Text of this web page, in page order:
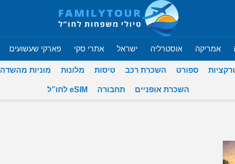
אמריקה אוסטרליה ישראל אתרי סקי פארקי שעשועים
ספורט השכרת רכב טיסות מלונות מוניות מהשדה
השכרת אופניים תחבורה eSIM לחו”ל